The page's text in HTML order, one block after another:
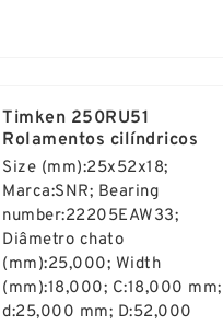
Timken 250RU51
Rolamentos cilíndricos
Size (mm):25x52x18;
Marca:SNR; Bearing
number:22205EAW33;
Diâmetro chato
(mm):25,000; Width
(mm):18,000; C:18,000 mm;
d:25,000 mm; D:52,000